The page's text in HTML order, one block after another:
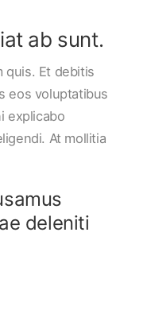
ab sunt.
quis. Et debitis
eos voluptatibus
explicabo
At mollitia
deleniti